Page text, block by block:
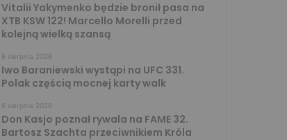
Vitalii Yakymenko będzie bronił pasa na
XTB KSW 122! Marcello Morelli przed
kolejną wielką szansą
6 sierpnia 2026
Iwo Baraniewski wystąpi na UFC 331.
Polak częścią mocnej karty walk
6 sierpnia 2026
Don Kasjo poznał rywala na FAME 32.
Bartosz Szachta przeciwnikiem Króla